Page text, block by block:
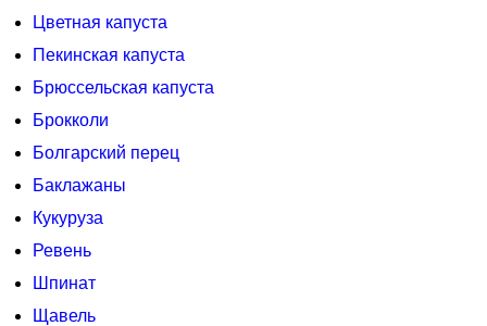
Цветная капуста
Пекинская капуста
Брюссельская капуста
Брокколи
Болгарский перец
Баклажаны
Кукуруза
Ревень
Шпинат
Щавель